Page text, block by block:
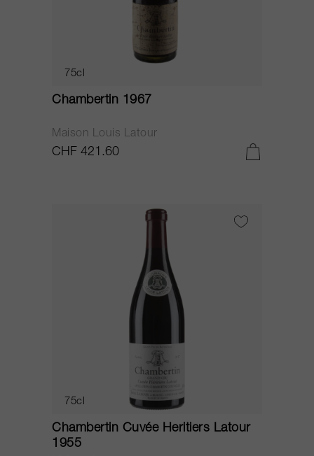
75cl
Chambertin 1967
Maison Louis Latour
CHF 421.60
75cl
Chambertin Cuvée Heritiers Latour
1955